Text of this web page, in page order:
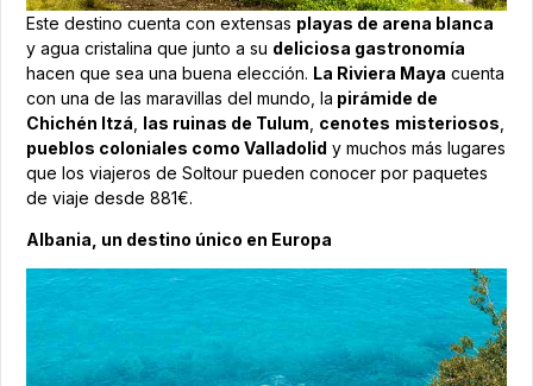
Este destino cuenta con extensas playas de arena blanca
y agua cristalina que junto a su deliciosa gastronomía
hacen que sea una buena elección. La Riviera Maya cuenta
con una de las maravillas del mundo, la pirámide de
Chichén Itzá, las ruinas de Tulum, cenotes misteriosos,
pueblos coloniales como Valladolid y muchos más lugares
que los viajeros de Soltour pueden conocer por paquetes
de viaje desde 881€.
Albania, un destino único en Europa